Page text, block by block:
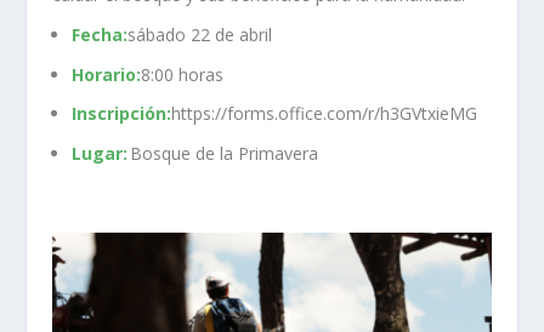
Fecha:sábado 22 de abril
Horario:8:00 horas
Inscripción:https://forms.office.com/r/h3GVtxieMG
Lugar: Bosque de la Primavera